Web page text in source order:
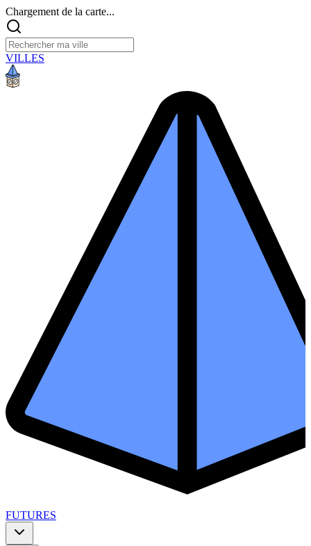
Chargement de la carte...
VILLES
FUTURES